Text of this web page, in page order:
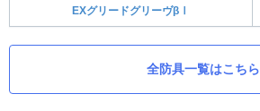
EXグリードグリーヴβⅠ
全防具一覧はこちら